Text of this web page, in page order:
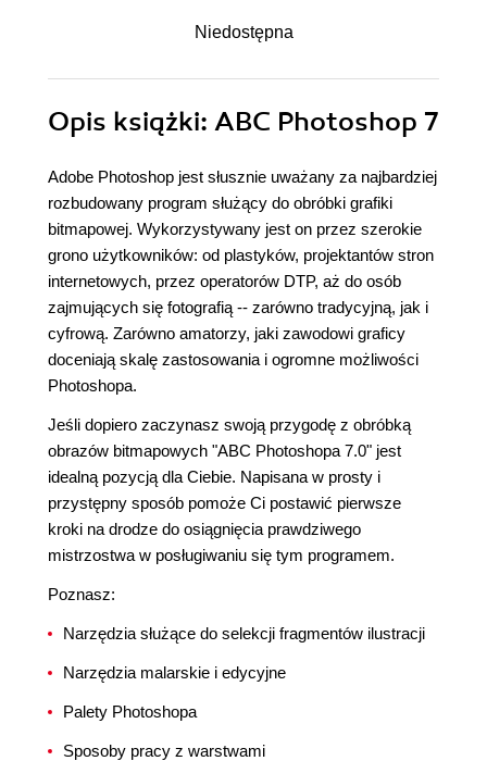
Niedostępna
Opis książki: ABC Photoshop 7
Adobe Photoshop jest słusznie uważany za najbardziej
rozbudowany program służący do obróbki grafiki
bitmapowej. Wykorzystywany jest on przez szerokie
grono użytkowników: od plastyków, projektantów stron
internetowych, przez operatorów DTP, aż do osób
zajmujących się fotografią -- zarówno tradycyjną, jak i
cyfrową. Zarówno amatorzy, jaki zawodowi graficy
doceniają skalę zastosowania i ogromne możliwości
Photoshopa.
Jeśli dopiero zaczynasz swoją przygodę z obróbką
obrazów bitmapowych "ABC Photoshopa 7.0" jest
idealną pozycją dla Ciebie. Napisana w prosty i
przystępny sposób pomoże Ci postawić pierwsze
kroki na drodze do osiągnięcia prawdziwego
mistrzostwa w posługiwaniu się tym programem.
Poznasz:
Narzędzia służące do selekcji fragmentów ilustracji
Narzędzia malarskie i edycyjne
Palety Photoshopa
Sposoby pracy z warstwami